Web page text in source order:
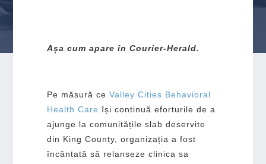
Așa cum apare în Courier-Herald.
Pe măsură ce Valley Cities Behavioral
Health Care își continuă eforturile de a
ajunge la comunitățile slab deservite
din King County, organizația a fost
încântată să relanseze clinica sa